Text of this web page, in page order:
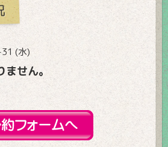
(水)
せん。